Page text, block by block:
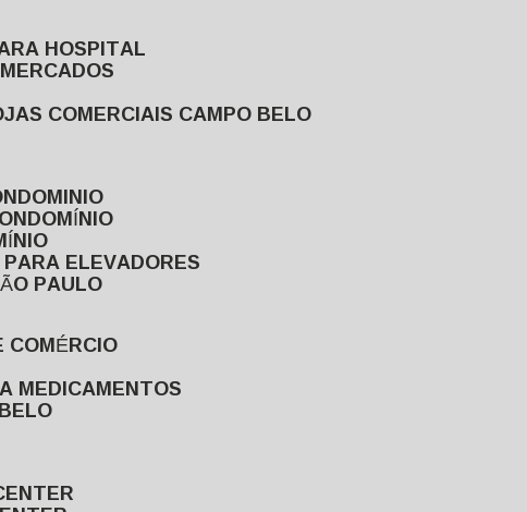
HOSPITAL
COMERCIAIS CAMPO BELO
PARA ELEVADORES
PAULO
COMÉRCIO
MEDICAMENTOS